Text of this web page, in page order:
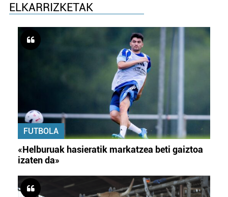
ELKARRIZKETAK
FUTBOLA
«Helburuak hasieratik markatzea beti gaiztoa
izaten da»